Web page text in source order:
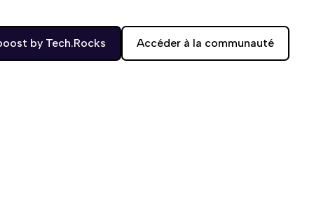
by Tech.Rocks Accéder à la communauté